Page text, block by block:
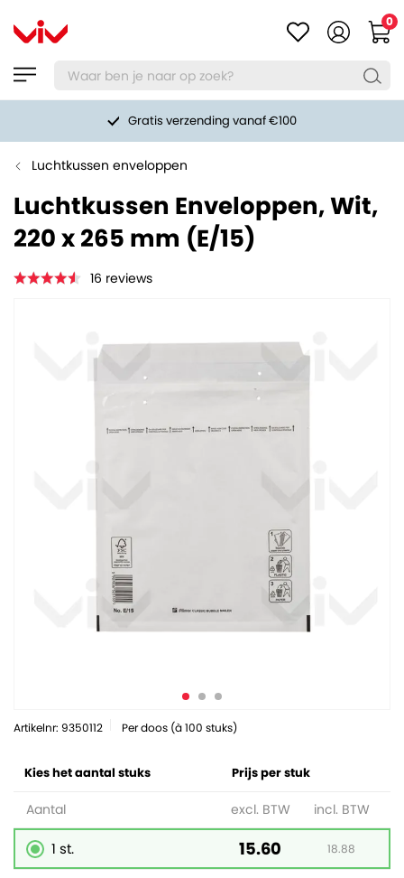
0
Gratis verzending vanaf €100
Luchtkussen enveloppen
Luchtkussen Enveloppen, Wit,
220 x 265 mm (E/15)
16 reviews
Artikelnr: 9350112 Per doos (à 100 stuks)
Kies het aantal stuks Prijs per stuk
Aantal excl. BTW incl. BTW
1 st. 15.60 18.88